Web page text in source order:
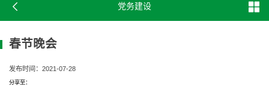
党务建设
春节晚会
发布时间：2021-07-28
分享至：